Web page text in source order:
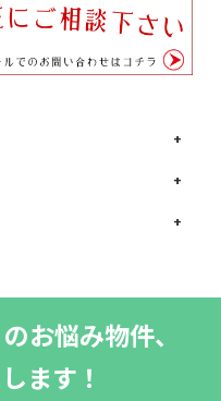
のお悩み物件、
ます！